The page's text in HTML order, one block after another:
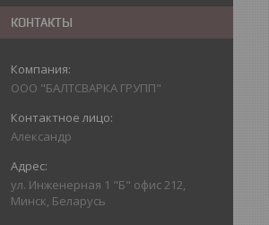
КОНТАКТЫ
ООО "БАЛТСВАРКА ГРУПП"
Александр
ул. Инженерная 1 "Б" офис 212,
Минск, Беларусь